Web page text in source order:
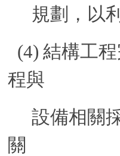
規劃，以
(4) 結構工
程與
設備相關
關